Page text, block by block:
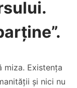
miza. Existența
și nici nu